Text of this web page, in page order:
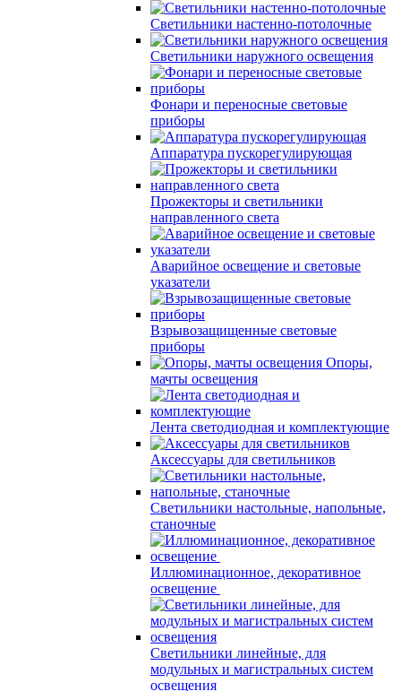
Светильники настенно-потолочные
Светильники наружного освещения
Фонари и переносные световые
приборы
Аппаратура пускорегулирующая
Прожекторы и светильники
направленного света
Аварийное освещение и световые
указатели
Взрывозащищенные световые
приборы
Опоры,
мачты освещения
Лента светодиодная и комплектующие
Аксессуары для светильников
Светильники настольные, напольные,
станочные
Иллюминационное, декоративное
освещение
Светильники линейные, для
модульных и магистральных систем
освещения